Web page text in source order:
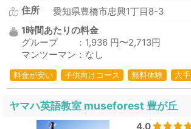
住所
愛知県豊橋市忠興1丁目8-3
1時間あたりの料金
グループ ：1,936 円〜2,713円
マンツーマン：なし
料金が安い 子供向けコース 無料体験 大手
ヤマハ英語教室 museforest 豊が丘
4.0